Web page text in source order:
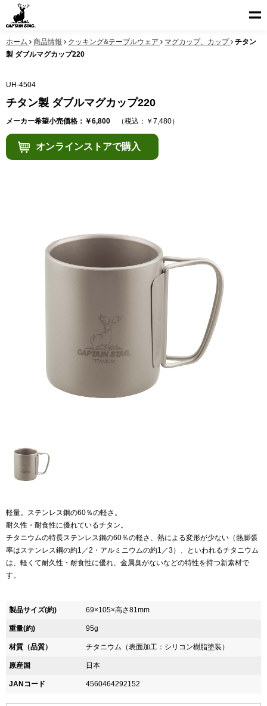
ホーム 商品情報 クッキング&テーブルウェア マグカップ、カップ
チタン
製 ダブルマグカップ220
UH-4504
チタン製 ダブルマグカップ220
メーカー希望小売価格：￥6,800 （税込：￥7,480）
オンラインストアで購入
軽量。ステンレス鋼の60％の軽さ。
耐久性・耐食性に優れているチタン。
チタニウムの特長ステンレス鋼の60％の軽さ、熱による変形が少ない（熱膨張
率はステンレス鋼の約1／2・アルミニウムの約1／3）、といわれるチタニウム
は、軽くて耐久性・耐食性に優れ、金属臭がないなどの特性を持つ新素材で
す。
製品サイズ(約) 69×105×高さ81mm
重量(約) 95g
材質（品質） チタニウム（表面加工：シリコン樹脂塗装）
原産国 日本
JANコード 4560464292152